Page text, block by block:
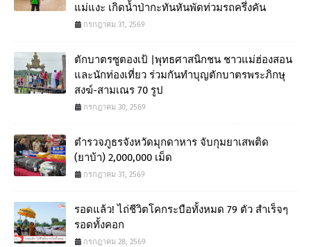
แม่แงะ เกิดน้ำป่ากะทันหันพัดท่วมรถครึ่งคัน
กรกฎาคม 31, 2569
ตักบาตรซูตองเป้ |พุทธศาสนิกชน ชาวแม่ฮ่องสอน
และนักท่องเที่ยว ร่วมกันทำบุญตักบาตรพระภิกษุ
สงฆ์-สามเณร 70 รูป
กรกฎาคม 30, 2569
ตำรวจภูธรจังหวัดมุกดาหาร จับกุมยาเสพติด
(ยาบ้า) 2,000,000 เม็ด
กรกฎาคม 31, 2569
รอดแล้ว! ไถ่ชีวิตโคกระบือทั้งหมด 79 ตัว สำเร็จๆ
รอดทั้งคอก
กรกฎาคม 28, 2569